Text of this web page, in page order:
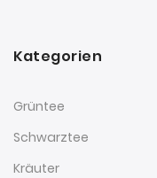
Kategorien
Grüntee
Schwarztee
Kräuter